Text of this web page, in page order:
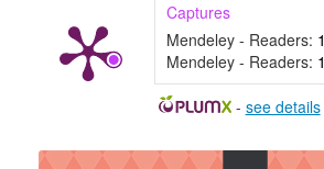
Captures
Mendeley - Readers: 1
Mendeley - Readers: 1
- see details